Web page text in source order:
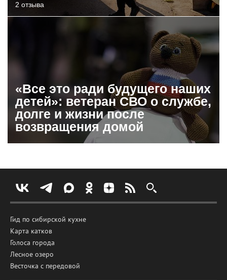
2 отзыва
«Все это ради будущего наших
детей»: ветеран СВО о службе,
долге и жизни после
возвращения домой
Гид по сибирской кухне
Карта катков
Голоса города
Лесное озеро
Весточка с передовой